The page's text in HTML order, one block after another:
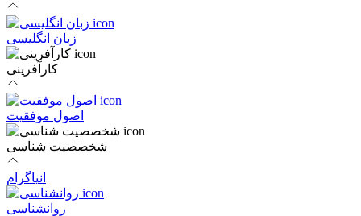
زبان انگلیسی
کارآفرینی
اصول موفقیت
شخصصیت شناسی
انیاگرام
روانشناسی